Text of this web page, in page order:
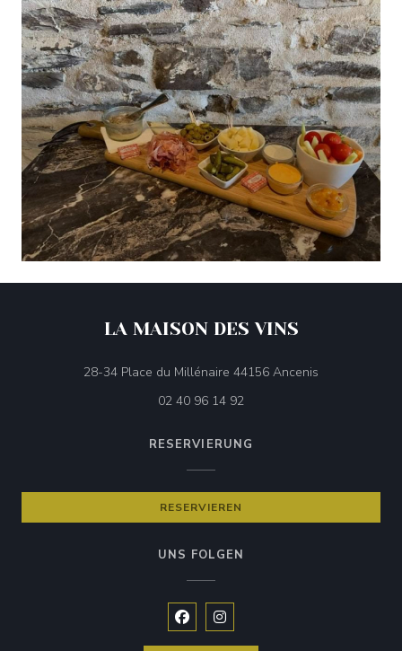
LA MAISON DES VINS
28-34 Place du Millénaire 44156 Ancenis
02 40 96 14 92
RESERVIERUNG
RESERVIEREN
UNS FOLGEN
Facebook ((öffnet ein neues
Instagram ((öffnet ein neues